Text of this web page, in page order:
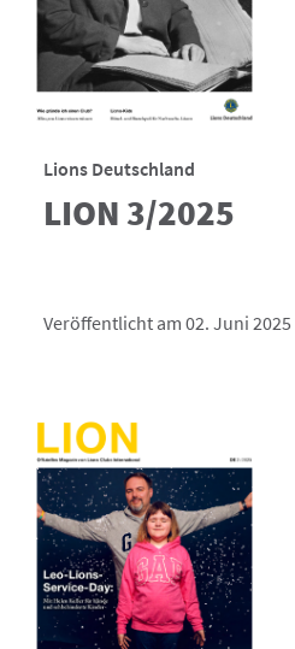
Lions Deutschland
LION 3/2025
Veröffentlicht am 02. Juni 2025